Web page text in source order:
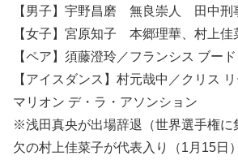
【男子】宇野昌磨 無良崇人 田中刑
【女子】宮原知子 本郷理華、村上佳
【ペア】須藤澄玲／フランシス ブー
【アイスダンス】村元哉中／クリス
マリオン デ・ラ・アソンション
※浅田真央が出場辞退（世界選手権に
欠の村上佳菜子が代表入り（1月15日）